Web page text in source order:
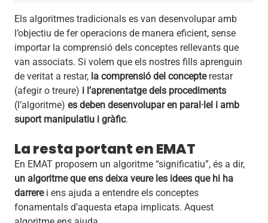
Els algoritmes tradicionals es van desenvolupar amb
l’objectiu de fer operacions de manera eficient, sense
importar la comprensió dels conceptes rellevants que
van associats. Si volem que els nostres fills aprenguin
de veritat a restar, la comprensió del concepterestar
(afegir o treure) i l’aprenentatge dels procediments
(l’algoritme) es deben desenvolupar en paral·lel i amb
suport manipulatiu i gràfic.
La resta portant en EMAT
En EMAT proposem un algoritme “significatiu”, és a dir,
un algoritme que ens deixa veure les idees que hi ha
darrerei ens ajuda a entendre els conceptes
fonamentals d’aquesta etapa implicats. Aquest